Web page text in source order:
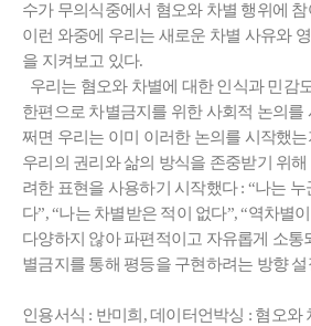
수가 무의식중에서 혐오와 차별 행위에
이런 와중에 우리는 새로운 차별 사유와
을 지켜보고 있다.
우리는 혐오와 차별에 대한 인식과 민감
한편으로 차별금지를 위한 사회적 논의를
쩌면 우리는 이미 이러한 논의를 시작했
우리의 권리와 삶의 방식을 존중받기 위
려한 표현을 사용하기 시작했다 : “나는
다”, “나는 차별받은 적이 없다”, “역차별
다양하지 않아 파편적이고 자유롭게 소통
별금지를 통해 평등을 구현하려는 방향
인용서식 : 반미희, 데이터언박싱 : 혐오와